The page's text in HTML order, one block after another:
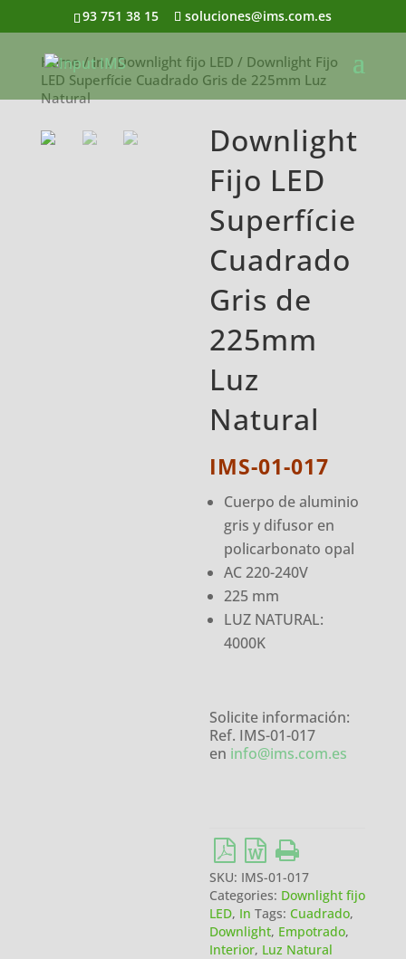
93 751 38 15 soluciones@ims.com.es
Home/In/Downlight fijo LED / Downlight Fijo
LED Superfície Cuadrado Gris de 225mm Luz
Natural
Downlight
Fijo LED
Superfície
Cuadrado
Gris de
225mm
Luz
Natural
IMS-01-017
Cuerpo de aluminio
gris y difusor en
policarbonato opal
AC 220-240V
225 mm
LUZ NATURAL:
4000K
Solicite información:
Ref. IMS-01-017
en info@ims.com.es
SKU: IMS-01-017
Categories: Downlight fijo
LED, In Tags:Cuadrado,
Downlight, Empotrado,
Interior, Luz Natural